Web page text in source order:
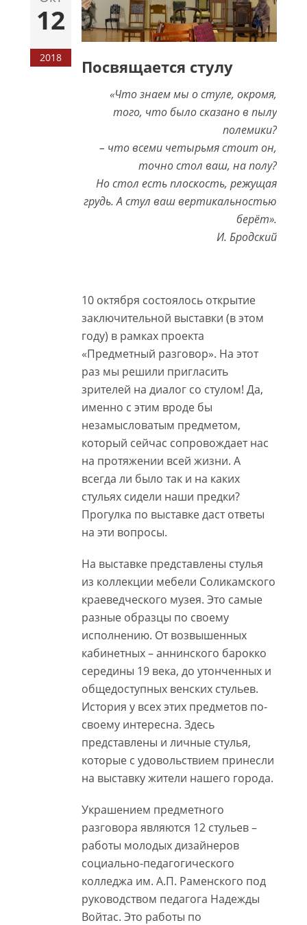
12
2018 Посвящается стулу
«Что знаем мы о стуле, окромя,
того, что было сказано в пылу
полемики?
– что всеми четырьмя стоит он,
точно стол ваш, на полу?
Но стол есть плоскость, режущая
грудь. А стул ваш вертикальностью
берёт».
И. Бродский
10 октября состоялось открытие
заключительной выставки (в этом
году) в рамках проекта
«Предметный разговор». На этот
раз мы решили пригласить
зрителей на диалог со стулом! Да,
именно с этим вроде бы
незамысловатым предметом,
который сейчас сопровождает нас
на протяжении всей жизни. А
всегда ли было так и на каких
стульях сидели наши предки?
Прогулка по выставке даст ответы
на эти вопросы.
На выставке представлены стулья
из коллекции мебели Соликамского
краеведческого музея. Это самые
разные образцы по своему
исполнению. От возвышенных
кабинетных – аннинского барокко
середины 19 века, до утонченных и
общедоступных венских стульев.
История у всех этих предметов по-
своему интересна. Здесь
представлены и личные стулья,
которые с удовольствием принесли
на выставку жители нашего города.
Украшением предметного
разговора являются 12 стульев –
работы молодых дизайнеров
социально-педагогического
колледжа им. А.П. Раменского под
руководством педагога Надежды
Войтас. Это работы по